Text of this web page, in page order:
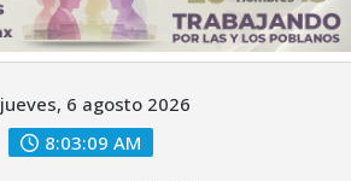
jueves, 6 agosto 2026
8:03:11 AM